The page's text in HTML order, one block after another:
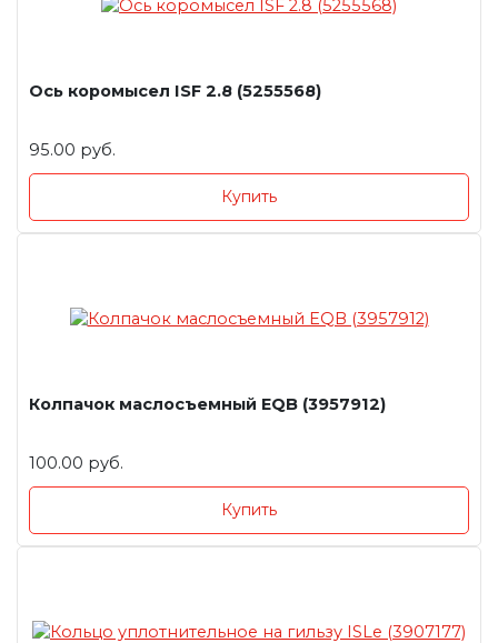
Ось коромысел ISF 2.8 (5255568)
95.00 руб.
Купить
Колпачок маслосъемный EQB (3957912)
100.00 руб.
Купить